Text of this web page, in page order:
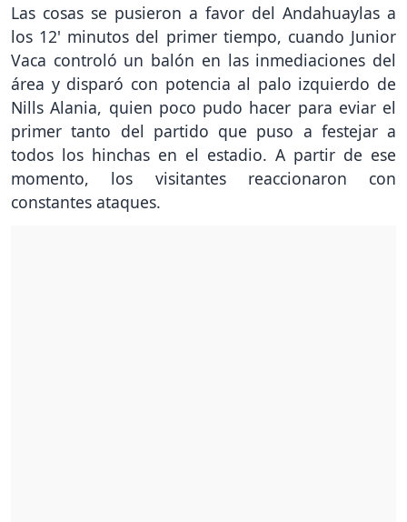
Las cosas se pusieron a favor del Andahuaylas a
los 12' minutos del primer tiempo, cuando Junior
Vaca controló un balón en las inmediaciones del
área y disparó con potencia al palo izquierdo de
Nills Alania, quien poco pudo hacer para eviar el
primer tanto del partido que puso a festejar a
todos los hinchas en el estadio. A partir de ese
momento, los visitantes reaccionaron con
constantes ataques.